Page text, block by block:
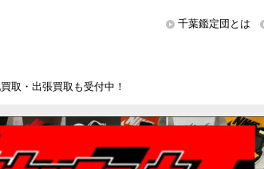
取・出張買取も受付中！
千葉鑑定団とは